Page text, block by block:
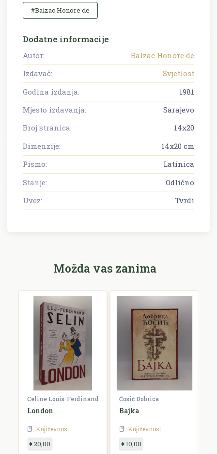
#Balzac Honore de
Dodatne informacije
Autor:
Balzac Honore de
Izdavač:
Svjetlost
Godina izdanja:
1981
Mjesto izdavanja:
Sarajevo
Broj stranica:
14x20
Dimenzije:
14x20 cm
Pismo:
Latinica
Stanje:
Odlično
Uvez:
Tvrdi
Možda vas zanima
Celine Louis-Ferdinand
London
Književnost
€ 20,00
Ćosić Dobrica
Bajka
Književnost
€ 10,00